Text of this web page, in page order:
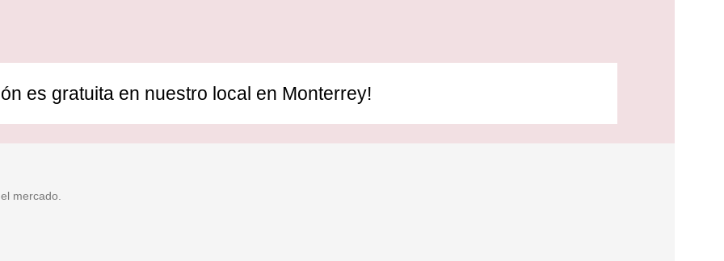
es gratuita en nuestro local en Monterrey!
mercado.